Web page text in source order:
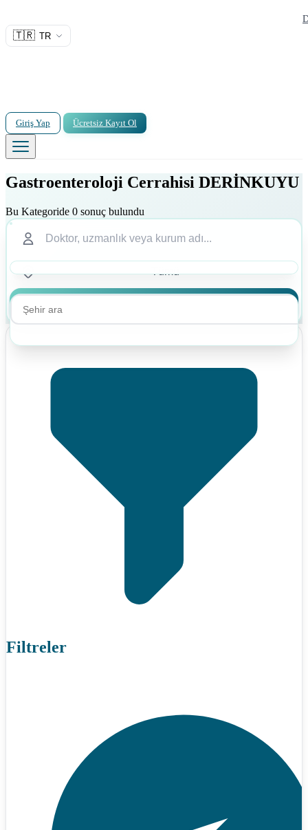
🇹🇷 TR
Giriş Yap Ücretsiz Kayıt Ol
Gastroenteroloji Cerrahisi DERİNKUYU
Bu Kategoride 0 sonuç bulundu
Filtreler